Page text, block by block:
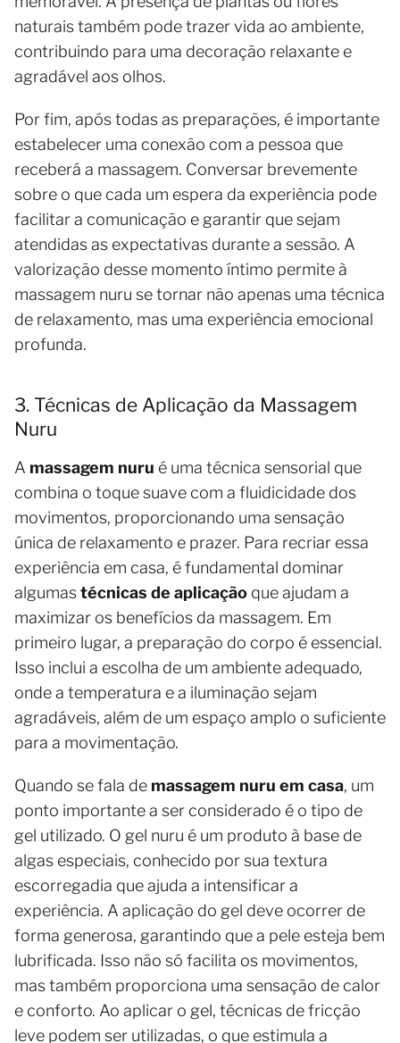
naturais também pode trazer vida ao ambiente,
contribuindo para uma decoração relaxante e
agradável aos olhos.
Por fim, após todas as preparações, é importante
estabelecer uma conexão com a pessoa que
receberá a massagem. Conversar brevemente
sobre o que cada um espera da experiência pode
facilitar a comunicação e garantir que sejam
atendidas as expectativas durante a sessão. A
valorização desse momento íntimo permite à
massagem nuru se tornar não apenas uma técnica
de relaxamento, mas uma experiência emocional
profunda.
3. Técnicas de Aplicação da Massagem
Nuru
A massagem nuru é uma técnica sensorial que
combina o toque suave com a fluidicidade dos
movimentos, proporcionando uma sensação
única de relaxamento e prazer. Para recriar essa
experiência em casa, é fundamental dominar
algumastécnicas de aplicação que ajudam a
maximizar os benefícios da massagem. Em
primeiro lugar, a preparação do corpo é essencial.
Isso inclui a escolha de um ambiente adequado,
onde a temperatura e a iluminação sejam
agradáveis, além de um espaço amplo o suficiente
para a movimentação.
Quando se fala de massagem nuru em casa, um
ponto importante a ser considerado é o tipo de
gel utilizado. O gel nuru é um produto à base de
algas especiais, conhecido por sua textura
escorregadia que ajuda a intensificar a
experiência. A aplicação do gel deve ocorrer de
forma generosa, garantindo que a pele esteja bem
lubrificada. Isso não só facilita os movimentos,
mas também proporciona uma sensação de calor
e conforto. Ao aplicar o gel, técnicas de fricção
leve podem ser utilizadas, o que estimula a